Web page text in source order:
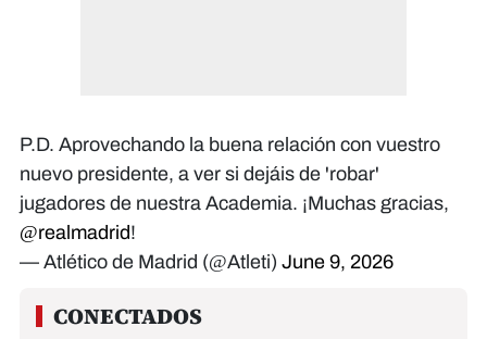
P.D. Aprovechando la buena relación con vuestro
nuevo presidente, a ver si dejáis de 'robar'
jugadores de nuestra Academia. ¡Muchas gracias,
@realmadrid!
— Atlético de Madrid (@Atleti) June 9, 2026